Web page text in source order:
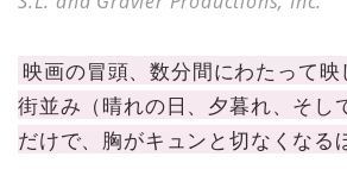
映画の冒頭、数分間にわたって
街並み（晴れの日、夕暮れ、そし
だけで、胸がキュンと切なくなる